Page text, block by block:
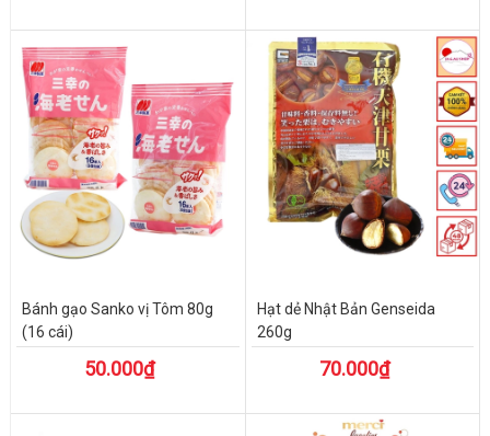
Bánh gạo Sanko vị Tôm 80g
(16 cái)
50.000₫
Hạt dẻ Nhật Bản Genseida
260g
70.000₫